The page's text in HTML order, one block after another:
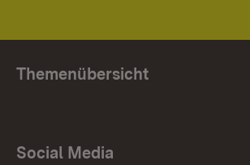
Themenübersicht
Social Media